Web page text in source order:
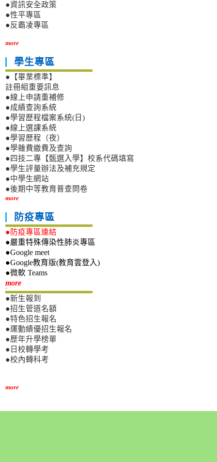
●資訊安全政策
●性平專區
●反霸凌專區
more
學生專區
●【畢業標準】
註冊組重要訊息
●線上申請重補修
●成績查詢系統
●學習歷程檔案系統(日)
●線上選課系統
●學習歷程（夜）
●學雜費繳費及查詢
●四技二專【甄選入學】校系代碼填寫
●學生評量辦法及補充規定
●中學生網站
●後期中等教育普查問卷
more
防疫專區
●防疫專區連結
●嚴重特殊傳染性肺炎專區
●Google meet
●Google教育版(教育雲登入)
●微軟 Teams
more新生專區
●新生報到
●招生管道名額
●特色招生報名
●運動績優招生報名
●歷年升學榜單
●日校轉學考
●校內轉科考
more